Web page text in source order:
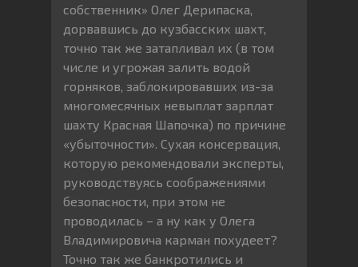
собственник» Олег Дерипаска,
дорвавшись до кузбасских шахт,
точно так же затапливал их (в том
числе и угрожая залить водой
горняков, заблокировавших из-за
многомесячных невыплат зарплат
шахту Красная Шапочка) по причине
«убыточности». Сухая консервация,
которую рекомендовали эксперты,
руководствуясь соображениями
безопасности, при этом не
проводилась – а ну как у Олега
Владимировича карман похудеет?
Точно так же банкротились и